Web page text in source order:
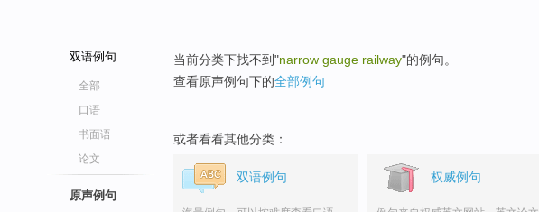
双语例句
全部
口语
书面语
论文
原声例句
当前分类下找不到"narrow gauge railway"的例句。
查看原声例句下的全部例句
或者看看其他分类：
双语例句 权威例句